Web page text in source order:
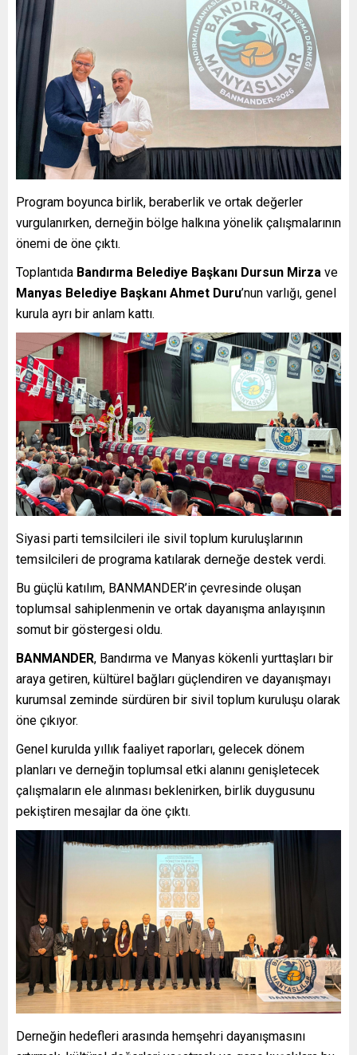
Program boyunca birlik, beraberlik ve ortak değerler
vurgulanırken, derneğin bölge halkına yönelik çalışmalarının
önemi de öne çıktı.
Toplantıda Bandırma Belediye Başkanı Dursun Mirza ve
Manyas Belediye Başkanı Ahmet Duru’nun varlığı, genel
kurula ayrı bir anlam kattı.
Siyasi parti temsilcileri ile sivil toplum kuruluşlarının
temsilcileri de programa katılarak derneğe destek verdi.
Bu güçlü katılım, BANMANDER’in çevresinde oluşan
toplumsal sahiplenmenin ve ortak dayanışma anlayışının
somut bir göstergesi oldu.
BANMANDER, Bandırma ve Manyas kökenli yurttaşları bir
araya getiren, kültürel bağları güçlendiren ve dayanışmayı
kurumsal zeminde sürdüren bir sivil toplum kuruluşu olarak
öne çıkıyor.
Genel kurulda yıllık faaliyet raporları, gelecek dönem
planları ve derneğin toplumsal etki alanını genişletecek
çalışmaların ele alınması beklenirken, birlik duygusunu
pekiştiren mesajlar da öne çıktı.
Derneğin hedefleri arasında hemşehri dayanışmasını